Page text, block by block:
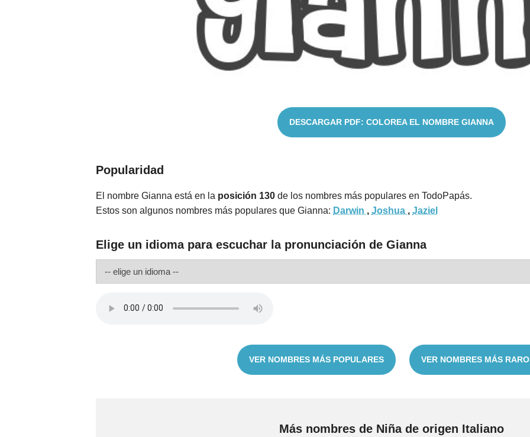
DESCARGAR PDF: COLOREA EL NOMBRE GIANNA
Popularidad
El nombre Gianna está en la posición 130 de los nombres más populares en TodoPapás.
Estos son algunos nombres más populares que Gianna: Darwin , Joshua , Jaziel
Elige un idioma para escuchar la pronunciación de Gianna
VER NOMBRES MÁS POPULARES VER NOMBRES MÁS
Más nombres de Niña de origen Italiano